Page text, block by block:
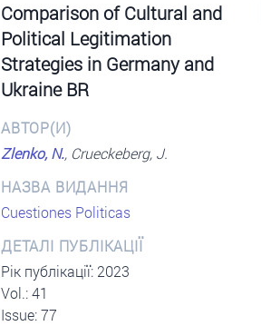
Comparison of Cultural and
Political Legitimation
Strategies in Germany and
Ukraine BR
АВТОР(И)
Zlenko, N., Crueckeberg, J.
НАЗВА ВИДАННЯ
Cuestiones Politicas
ДЕТАЛІ ПУБЛІКАЦІЇ
Рік публікації: 2023
Vol.: 41
Issue: 77